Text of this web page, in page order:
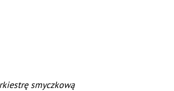
smyczkową